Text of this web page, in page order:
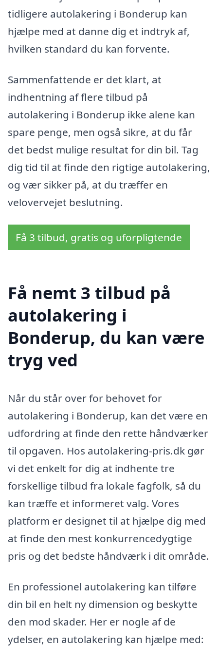
tidligere autolakering i Bonderup kan
hjælpe med at danne dig et indtryk af,
hvilken standard du kan forvente.
Sammenfattende er det klart, at
indhentning af flere tilbud på
autolakering i Bonderup ikke alene kan
spare penge, men også sikre, at du får
det bedst mulige resultat for din bil. Tag
dig tid til at finde den rigtige autolakering,
og vær sikker på, at du træffer en
velovervejet beslutning.
Få 3 tilbud, gratis og uforpligtende
Få nemt 3 tilbud på
autolakering i
Bonderup, du kan være
tryg ved
Når du står over for behovet for
autolakering i Bonderup, kan det være en
udfordring at finde den rette håndværker
til opgaven. Hos autolakering-pris.dk gør
vi det enkelt for dig at indhente tre
forskellige tilbud fra lokale fagfolk, så du
kan træffe et informeret valg. Vores
platform er designet til at hjælpe dig med
at finde den mest konkurrencedygtige
pris og det bedste håndværk i dit område.
En professionel autolakering kan tilføre
din bil en helt ny dimension og beskytte
den mod skader. Her er nogle af de
ydelser, en autolakering kan hjælpe med: